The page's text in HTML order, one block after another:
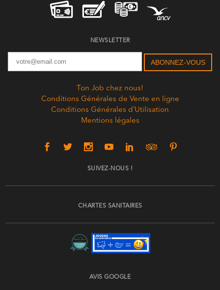
NEWSLETTER
Ton Job chez nous!
Conditions Générales de Vente en ligne
Conditions Générales d’Utilisation
Mentions légales
SUIVEZ-NOUS !
CHARTES SANITAIRES
AVIS GOOGLE